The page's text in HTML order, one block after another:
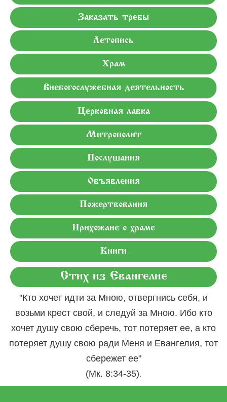
Заказать требы
Летопись
Храм
Внебогослужебная деятельность
Церковная лавка
Митрополит
Послушания
Объявления
Пожертвования
Прихожане о храме
Книги
Стих из Евангелие
"Кто хочет идти за Мною, отвергнись себя, и
возьми крест свой, и следуй за Мною. Ибо кто
хочет душу свою сберечь, тот потеряет ее, а кто
потеряет душу свою ради Меня и Евангелия, тот
сбережет ее"
(Мк. 8:34-35).